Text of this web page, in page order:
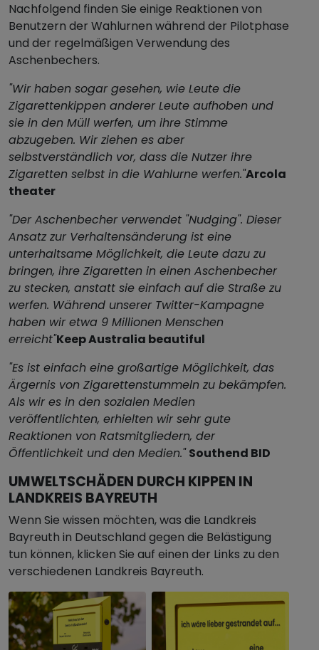
Nachfolgend finden Sie einige Reaktionen von
Benutzern der Wahlurnen während der Pilotphase
und der regelmäßigen Verwendung des
Aschenbechers.
"Wir haben sogar gesehen, wie Leute die
Zigarettenkippen anderer Leute aufhoben und
sie in den Müll werfen, um ihre Stimme
abzugeben. Wir ziehen es aber
selbstverständlich vor, dass die Nutzer ihre
Zigaretten selbst in die Wahlurne werfen."Arcola
theater
"Der Aschenbecher verwendet "Nudging". Dieser
Ansatz zur Verhaltensänderung ist eine
unterhaltsame Möglichkeit, die Leute dazu zu
bringen, ihre Zigaretten in einen Aschenbecher
zu stecken, anstatt sie einfach auf die Straße zu
werfen. Während unserer Twitter-Kampagne
haben wir etwa 9 Millionen Menschen
erreicht"Keep Australia beautiful
"Es ist einfach eine großartige Möglichkeit, das
Ärgernis von Zigarettenstummeln zu bekämpfen.
Als wir es in den sozialen Medien
veröffentlichten, erhielten wir sehr gute
Reaktionen von Ratsmitgliedern, der
Öffentlichkeit und den Medien." Southend BID
UMWELTSCHÄDEN DURCH KIPPEN IN
LANDKREIS BAYREUTH
Wenn Sie wissen möchten, was die Landkreis
Bayreuth in Deutschland gegen die Belästigung
tun können, klicken Sie auf einen der Links zu den
verschiedenen Landkreis Bayreuth.